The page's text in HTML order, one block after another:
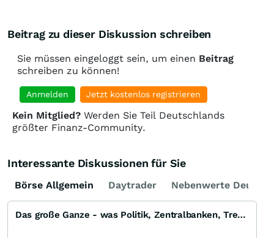
Beitrag zu dieser Diskussion schreiben
Sie müssen eingeloggt sein, um einen Beitrag
schreiben zu können!
Anmelden Jetzt kostenlos registrieren
Kein Mitglied? Werden Sie Teil Deutschlands
größter Finanz-Community.
Interessante Diskussionen für Sie
Börse Allgemein Daytrader Nebenwerte
Das große Ganze - was Politik, Zentralbanken, Trends, Medien und Gesellschaft mit Aktien, Rohstoffen